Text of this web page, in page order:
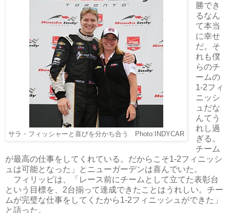
サラ・フィッシャーと喜びを分かち合う Photo:INDYCAR
勝でき
るなん
て本当
に幸せ
だ。そ
れも僕
らのチ
ームの
1-2フィ
ニッシ
ュだな
んてう
れし過
ぎる。
チーム
が最高の仕事をしてくれている。だからこそ1-2フィニッシ
ュは可能となった」とニューガーデンは喜んでいた。
フィリッピは、「レース前にチームとして立てた表彰台
という目標を、2台揃って達成できたことはうれしい。チー
ムが完璧な仕事をしてくたから1-2フィニッシュができた」
と語った。